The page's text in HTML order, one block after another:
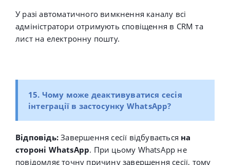
У разі автоматичного вимкнення каналу всі
адміністратори отримують сповіщення в CRM та
лист на електронну пошту.
15. Чому може деактивуватися сесія
інтеграції в застосунку WhatsApp?
Відповідь:Завершення сесії відбувається на
стороні WhatsApp. При цьому WhatsApp не
повідомляє точну причину завершення сесії, тому